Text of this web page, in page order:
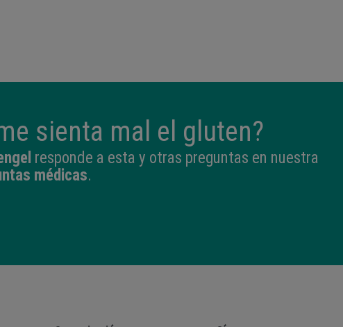
sienta mal el gluten?
responde a esta y otras preguntas en nuestra
médicas.